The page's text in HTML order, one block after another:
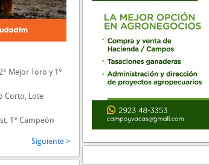
Mejor Toro y 1°
Corto, Lote
1° Campeón
Siguiente >